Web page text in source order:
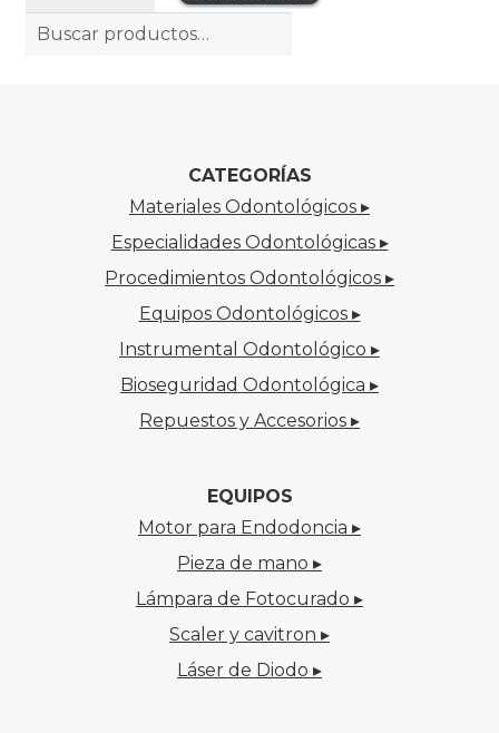
CATEGORÍAS
Materiales Odontológicos ▸
Especialidades Odontológicas ▸
Procedimientos Odontológicos ▸
Equipos Odontológicos ▸
Instrumental Odontológico ▸
Bioseguridad Odontológica ▸
Repuestos y Accesorios ▸
EQUIPOS
Motor para Endodoncia ▸
Pieza de mano ▸
Lámpara de Fotocurado ▸
Scaler y cavitron ▸
Láser de Diodo ▸